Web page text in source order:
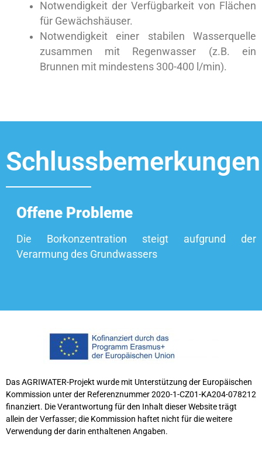
Notwendigkeit der Verfügbarkeit von Flächen
für Gewächshäuser.
Notwendigkeit einer stabilen Wasserquelle
zusammen mit Regenwasser (z.B. ein
Brunnen mit mindestens 300-400 l/min).
Schlussbemerkungen
Offene Probleme
Die Borkonzentration steigt aufgrund der
Verarmung des Grundwassers
Das AGRIWATER-Projekt wurde mit Unterstützung der Europäischen
Kommission unter der Referenznummer 2020-1-CZ01-KA204-078212
finanziert. Die Verantwortung für den Inhalt dieser Website trägt
allein der Verfasser; die Kommission haftet nicht für die weitere
Verwendung der darin enthaltenen Angaben.